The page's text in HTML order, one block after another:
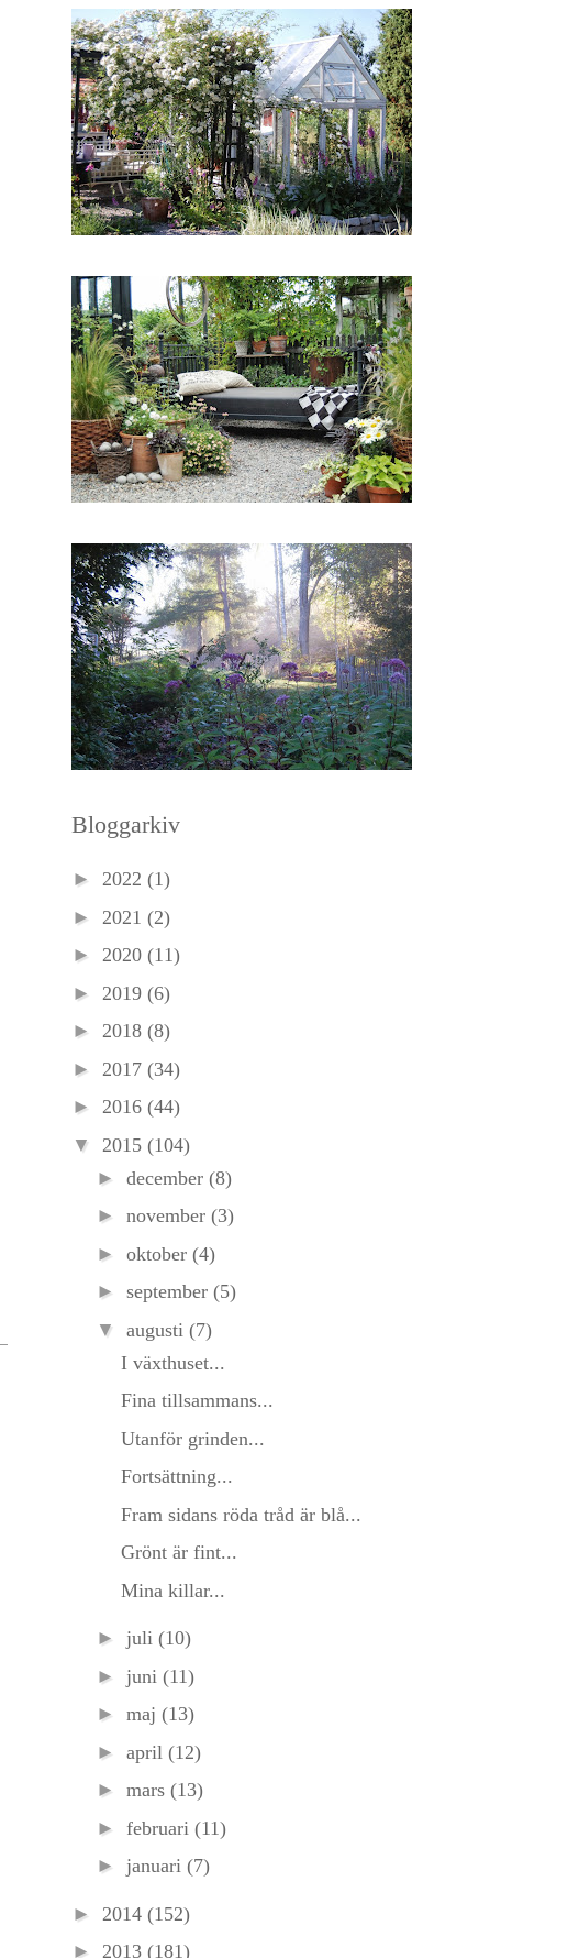
Bloggarkiv
► 2022 (1)
► 2021 (2)
► 2020 (11)
► 2019 (6)
► 2018 (8)
► 2017 (34)
► 2016 (44)
▼ 2015 (104)
► december (8)
► november (3)
► oktober (4)
► september (5)
▼ augusti (7)
I växthuset...
Fina tillsammans...
Utanför grinden...
Fortsättning...
Fram sidans röda tråd är blå...
Grönt är fint...
Mina killar...
► juli (10)
► juni (11)
► maj (13)
► april (12)
► mars (13)
► februari (11)
► januari (7)
► 2014 (152)
► 2013 (181)